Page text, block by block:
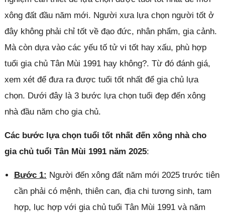
xông đất đầu năm mới. Người xưa lựa chọn người tốt ở
đây không phải chỉ tốt về đạo đức, nhân phẩm, gia cảnh.
Mà còn dựa vào các yếu tố tử vi tốt hay xấu, phù hợp
tuổi gia chủ Tân Mùi 1991 hay không?. Từ đó đánh giá,
xem xét để đưa ra được tuổi tốt nhất để gia chủ lựa
chọn. Dưới đây là 3 bước lựa chọn tuổi đẹp đến xông
nhà đầu năm cho gia chủ.
Các bước lựa chọn tuổi tốt nhất đến xông nhà cho
gia chủ tuổi Tân Mùi 1991 năm 2025:
Bước 1: Người đến xông đất năm mới 2025 trước tiên
cần phải có mệnh, thiên can, địa chi tương sinh, tam
hợp, lục hợp với gia chủ tuổi Tân Mùi 1991 và năm